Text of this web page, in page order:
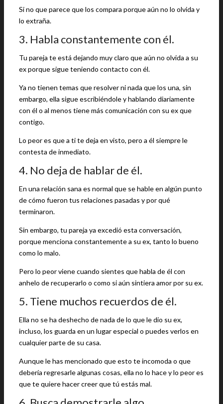
Si no que parece que los compara porque aún no lo olvida y
lo extraña.
3. Habla constantemente con él.
Tu pareja te está dejando muy claro que aún no olvida a su
ex porque sigue teniendo contacto con él.
Ya no tienen temas que resolver ni nada que los una, sin
embargo, ella sigue escribiéndole y hablando diariamente
con él o al menos tiene más comunicación con su ex que
contigo.
Lo peor es que a ti te deja en visto, pero a él siempre le
contesta de inmediato.
4. No deja de hablar de él.
En una relación sana es normal que se hable en algún punto
de cómo fueron tus relaciones pasadas y por qué
terminaron.
Sin embargo, tu pareja ya excedió esta conversación,
porque menciona constantemente a su ex, tanto lo bueno
como lo malo.
Pero lo peor viene cuando sientes que habla de él con
anhelo de recuperarlo o como si aún sintiera amor por su ex.
5. Tiene muchos recuerdos de él.
Ella no se ha deshecho de nada de lo que le dio su ex,
incluso, los guarda en un lugar especial o puedes verlos en
cualquier parte de su casa.
Aunque le has mencionado que esto te incomoda o que
debería regresarle algunas cosas, ella no lo hace y lo peor es
que te quiere hacer creer que tú estás mal.